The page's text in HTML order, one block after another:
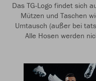
Das TG-Logo findet sich
Mützen und Taschen
Umtausch (außer bei
Alle Hosen werden